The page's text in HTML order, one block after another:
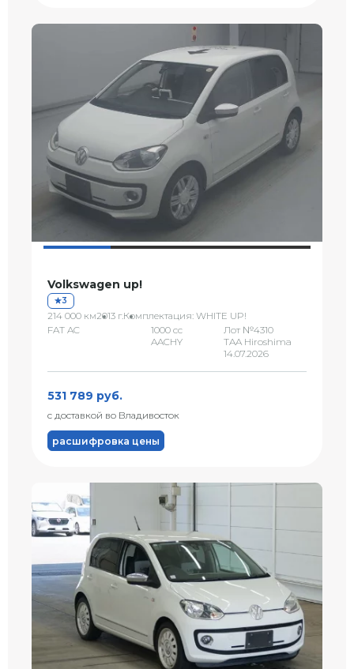
Volkswagen up!
3
214 000 км2013 г.Комплектация: WHITE UP!
FAT AC
1000 сс
AACHY
Лот №4310
TAA Hiroshima
14.07.2026
531 789 руб.
с доставкой во Владивосток
расшифровка цены